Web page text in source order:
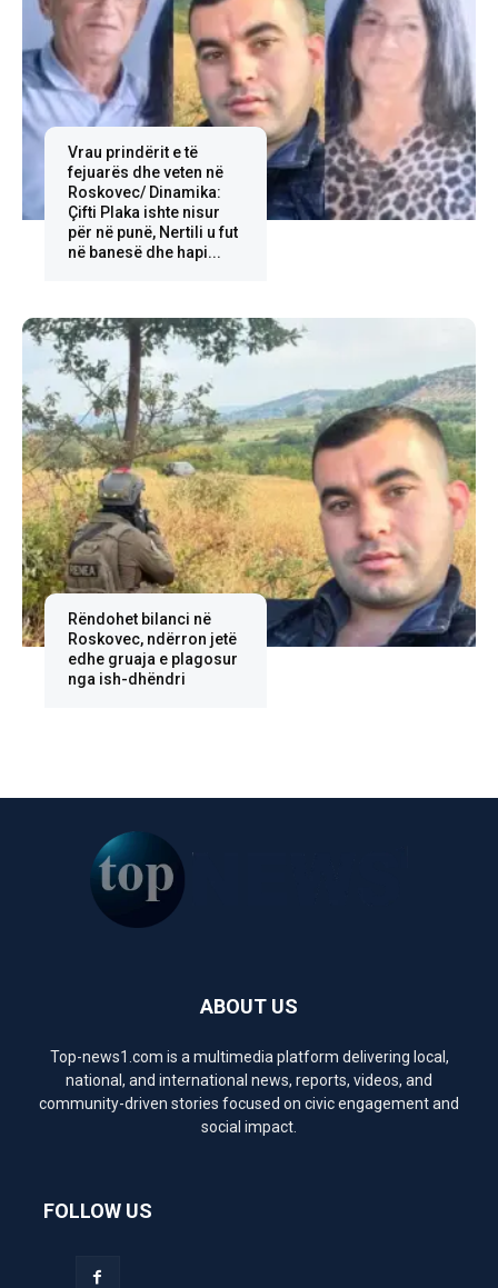
Vrau prindërit e të
fejuarës dhe veten në
Roskovec/ Dinamika:
Çifti Plaka ishte nisur
për në punë, Nertili u fut
në banesë dhe hapi...
Rëndohet bilanci në
Roskovec, ndërron jetë
edhe gruaja e plagosur
nga ish-dhëndri
ABOUT US
Top-news1.com is a multimedia platform delivering local,
national, and international news, reports, videos, and
community-driven stories focused on civic engagement and
social impact.
FOLLOW US